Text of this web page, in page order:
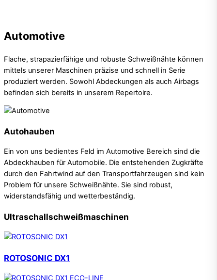
Automotive
Flache, strapazierfähige und robuste Schweißnähte können
mittels unserer Maschinen präzise und schnell in Serie
produziert werden. Sowohl Abdeckungen als auch Airbags
befinden sich bereits in unserem Repertoire.
Autohauben
Ein von uns bedientes Feld im Automotive Bereich sind die
Abdeckhauben für Automobile. Die entstehenden Zugkräfte
durch den Fahrtwind auf den Transportfahrzeugen sind kein
Problem für unsere Schweißnähte. Sie sind robust,
widerstandsfähig und wetterbeständig.
Ultraschallschweißmaschinen
ROTOSONIC DX1